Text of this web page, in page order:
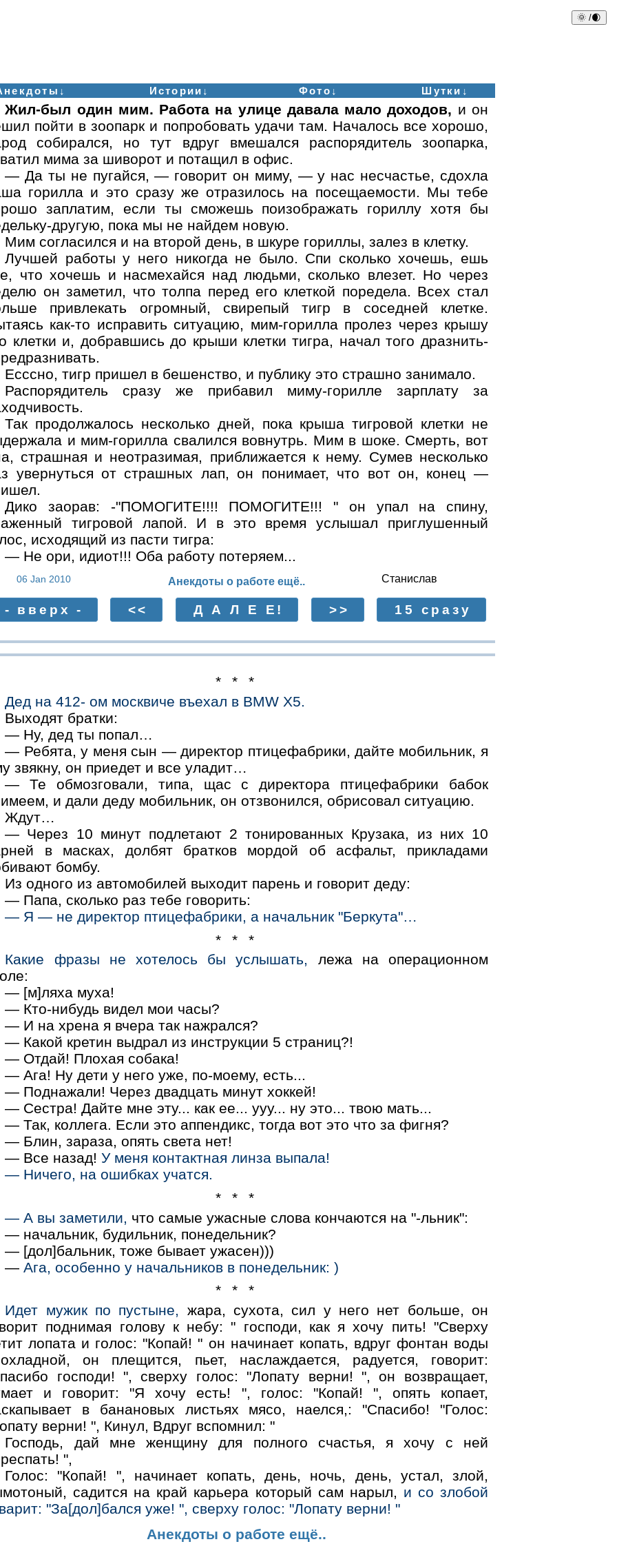
🌞 /🌒
Истории↓ Фото↓ Шутки↓
Жил-был один мим. Работа на улице давала мало доходов, и он
пойти в зоопарк и попробовать удачи там. Началось все хорошо,
собирался, но тут вдруг вмешался распорядитель зоопарка,
мима за шиворот и потащил в офис.
— Да ты не пугайся, — говорит он миму, — у нас несчастье, сдохла
горилла и это сразу же отразилось на посещаемости. Мы тебе
заплатим, если ты сможешь поизображать гориллу хотя бы
другую, пока мы не найдем новую.
Мим согласился и на второй день, в шкуре гориллы, залез в клетку.
Лучшей работы у него никогда не было. Спи сколько хочешь, ешь
что хочешь и насмехайся над людьми, сколько влезет. Но через
он заметил, что толпа перед его клеткой поредела. Всех стал
привлекать огромный, свирепый тигр в соседней клетке.
как-то исправить ситуацию, мим-горилла пролез через крышу
клетки и, добравшись до крыши клетки тигра, начал того дразнить-
Есссно, тигр пришел в бешенство, и публику это страшно занимало.
Распорядитель сразу же прибавил миму-горилле зарплату за
Так продолжалось несколько дней, пока крыша тигровой клетки не
и мим-горилла свалился вовнутрь. Мим в шоке. Смерть, вот
страшная и неотразимая, приближается к нему. Сумев несколько
увернуться от страшных лап, он понимает, что вот он, конец —
Дико заорав: -"ПОМОГИТЕ!!!! ПОМОГИТЕ!!! " он упал на спину,
тигровой лапой. И в это время услышал приглушенный
исходящий из пасти тигра:
— Не ори, идиот!!! Оба работу потеряем...
06 Jan 2010 Анекдоты о работе ещё.. Станислав
- вверх - << Д А Л Е Е! >> 15 сразу
* * *
Дед на 412- ом москвиче въехал в BMW X5.
Выходят братки:
— Ну, дед ты попал…
— Ребята, у меня сын — директор птицефабрики, дайте мобильник, я
звякну, он приедет и все уладит…
— Те обмозговали, типа, щас с директора птицефабрики бабок
и дали деду мобильник, он отзвонился, обрисовал ситуацию.
Ждут…
— Через 10 минут подлетают 2 тонированных Крузака, из них 10
в масках, долбят братков мордой об асфальт, прикладами
бомбу.
Из одного из автомобилей выходит парень и говорит деду:
— Папа, сколько раз тебе говорить:
— Я — не директор птицефабрики, а начальник "Беркута"…
* * *
Какие фразы не хотелось бы услышать,
лежа на операционном
— [м]ляха муха!
— Кто-нибудь видел мои часы?
— И на хрена я вчера так нажрался?
— Какой кретин выдрал из инструкции 5 страниц?!
— Отдай! Плохая собака!
— Ага! Ну дети у него уже, по-моему, есть...
— Поднажали! Через двадцать минут хоккей!
— Сестра! Дайте мне эту... как ее... ууу... ну это... твою мать...
— Так, коллега. Если это аппендикс, тогда вот это что за фигня?
— Блин, зараза, опять света нет!
— Все назад!У меня контактная линза выпала!
— Ничего, на ошибках учатся.
* * *
— А вы заметили, что самые ужасные слова кончаются на "-льник":
— начальник, будильник, понедельник?
— [дол]бальник, тоже бывает ужасен)))
—Ага, особенно у начальников в понедельник: )
* * *
Идет мужик по пустыне, жара, сухота, сил у него нет больше, он
поднимая голову к небу: " господи, как я хочу пить! "Сверху
лопата и голос: "Копай! " он начинает копать, вдруг фонтан воды
он плещится, пьет, наслаждается, радуется, говорит:
господи! ", сверху голос: "Лопату верни! ", он возвращает,
и говорит: "Я хочу есть! ", голос: "Копай! ", опять копает,
в банановых листьях мясо, наелся,: "Спасибо! "Голос:
верни! ", Кинул, Вдруг вспомнил: "
Господь, дай мне женщину для полного счастья, я хочу с ней
",
Голос: "Копай! ", начинает копать, день, ночь, день, устал, злой,
садится на край карьера который сам нарыл, и со злобой
"За[дол]бался уже! ", сверху голос: "Лопату верни! "
Анекдоты о работе ещё..